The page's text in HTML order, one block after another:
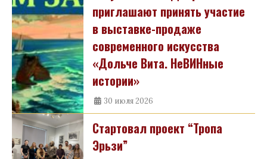
приглашают принять участие
в выставке-продаже
современного искусства
«Дольче Вита. НеВИНные
истории»
30 июля 2026
Стартовал проект “Тропа
Эрьзи”